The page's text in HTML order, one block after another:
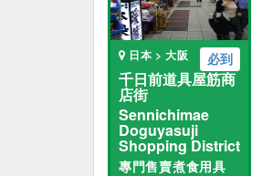
必到
日本 > 大阪
千日前道具屋筋商
店街
Sennichimae
Doguyasuji
Shopping District
專門售賣煮食用具